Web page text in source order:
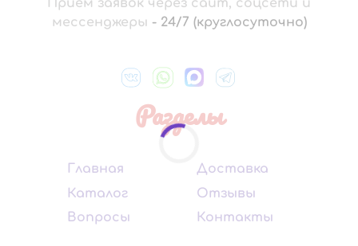
Приём заявок через сайт, соцсети и
мессенджеры - 24/7 (круглосуточно)
Разделы
Главная
Каталог
Вопросы
Доставка
Отзывы
Контакты